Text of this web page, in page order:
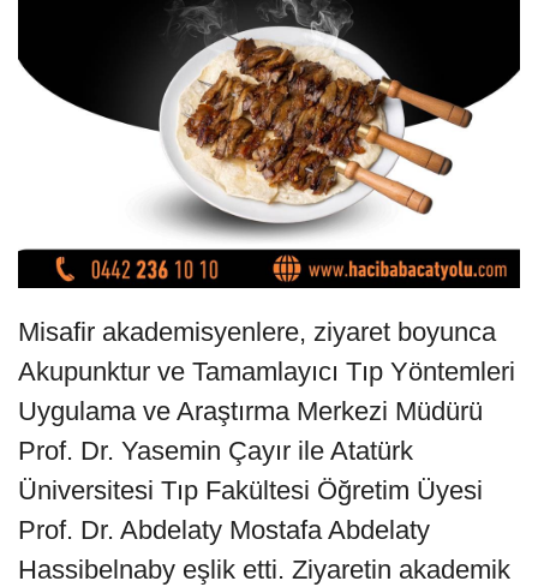
Misafir akademisyenlere, ziyaret boyunca
Akupunktur ve Tamamlayıcı Tıp Yöntemleri
Uygulama ve Araştırma Merkezi Müdürü
Prof. Dr. Yasemin Çayır ile Atatürk
Üniversitesi Tıp Fakültesi Öğretim Üyesi
Prof. Dr. Abdelaty Mostafa Abdelaty
Hassibelnaby eşlik etti. Ziyaretin akademik